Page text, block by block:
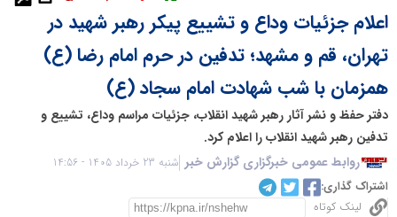
اعلام جزئیات وداع و تشییع پیکر رهبر شهید در
تهران، قم و مشهد؛ تدفین در حرم امام رضا (ع)
همزمان با شب شهادت امام سجاد (ع)
دفتر حفظ و نشر آثار رهبر شهید انقلاب،‌ جزئیات مراسم وداع، تشییع و
تدفین رهبر شهید انقلاب را اعلام کرد.
روابط عمومی خبرگزاری گزارش خبر شنبه 23 خرداد 1405 - 14:56
اشتراک گذاری:
لینک کوتاه